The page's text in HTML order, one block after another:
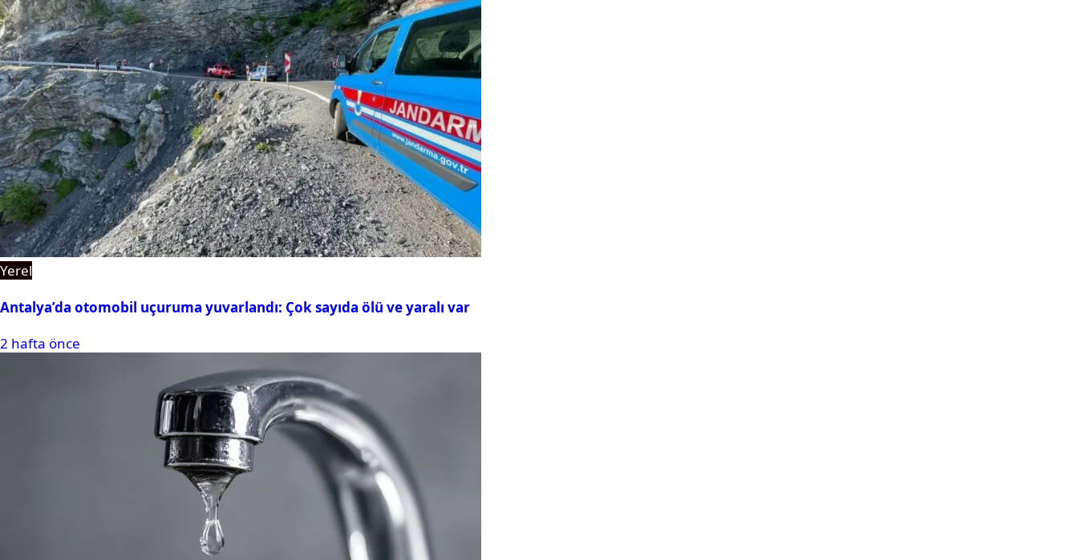
Yerel
Antalya’da otomobil uçuruma yuvarlandı: Çok sayıda ölü ve yaralı var
2 hafta önce